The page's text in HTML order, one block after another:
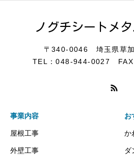
個人情報の安全管理について
個人情報の第三者提供につ
ノグチシートメ
〒340-0046 埼玉県草
TEL：048-944-0027
事業内容
屋根工事
外壁工事
お
か
ダ